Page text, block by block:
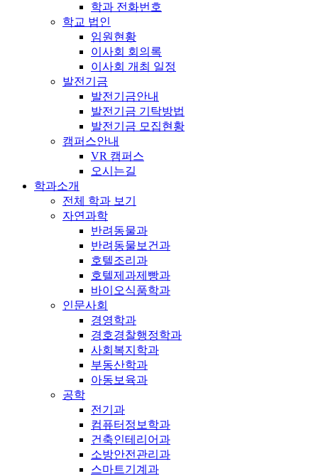
학과 전화번호
학교 법인
임원현황
이사회 회의록
이사회 개최 일정
발전기금
발전기금안내
발전기금 기탁방법
발전기금 모집현황
캠퍼스안내
VR 캠퍼스
오시는길
학과소개
전체 학과 보기
자연과학
반려동물과
반려동물보건과
호텔조리과
호텔제과제빵과
바이오식품학과
인문사회
경영학과
경호경찰행정학과
사회복지학과
부동산학과
아동보육과
공학
전기과
컴퓨터정보학과
건축인테리어과
소방안전관리과
스마트기계과